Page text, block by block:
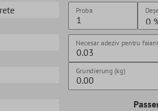
Proba
Necesar adeziv pentru
Grundierung (kg)